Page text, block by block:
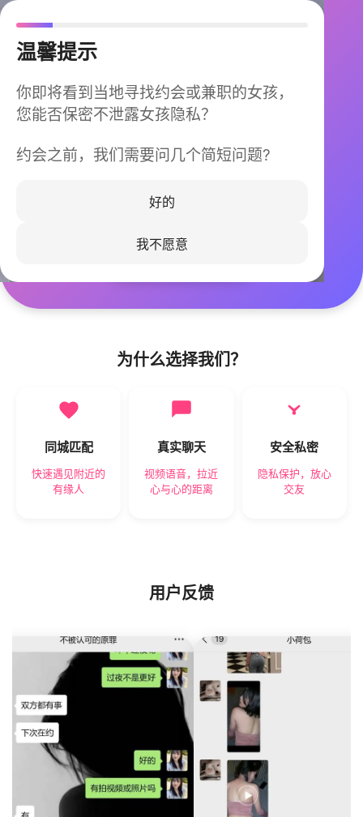
温馨提示
你即将看到当地寻找约会或兼职的女孩，
您能否保密不泄露女孩隐私？
约会之前，我们需要问几个简短问题?
好的
我不愿意
今晚不再孤单
同城快速匹配，马上认识身边的TA
立即下载
为什么选择我们？
同城匹配
快速遇见附近的
有缘人
真实聊天
视频语音，拉近
心与心的距离
安全私密
隐私保护，放心
交友
用户反馈